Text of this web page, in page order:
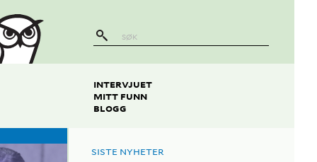
INTERVJUET
MITT FUNN
BLOGG
SISTE NYHETER